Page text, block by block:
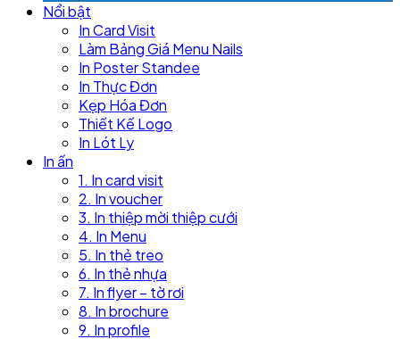
Nổi bật
In Card Visit
Làm Bảng Giá Menu Nails
In Poster Standee
In Thực Đơn
Kẹp Hóa Đơn
Thiết Kế Logo
In Lót Ly
In ấn
1. In card visit
2. In voucher
3. In thiệp mời thiệp cưới
4. In Menu
5. In thẻ treo
6. In thẻ nhựa
7. In flyer – tờ rơi
8. In brochure
9. In profile